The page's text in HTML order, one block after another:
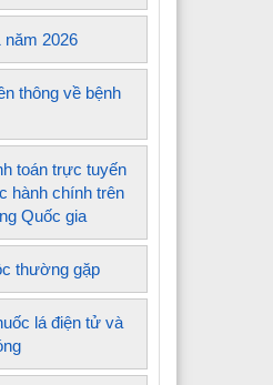
năm 2026
thông về bệnh
toán trực tuyến
hành chính trên
Quốc gia
thường gặp
lá điện tử và